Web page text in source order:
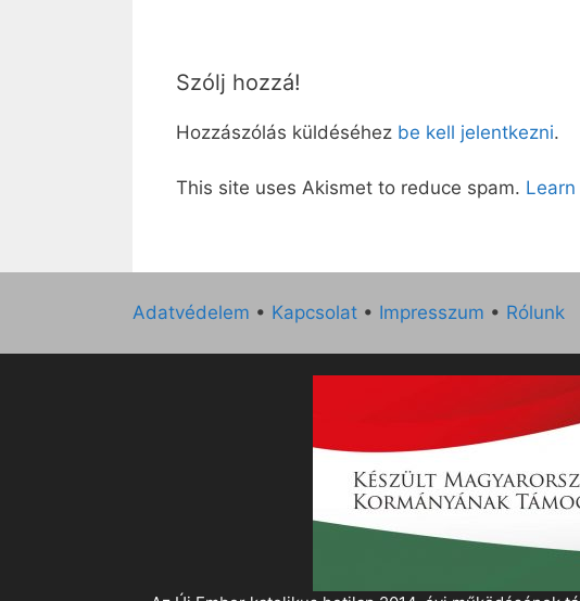
Szólj hozzá!
Hozzászólás küldéséhez be kell jelentkezni.
This site uses Akismet to reduce spam.
Adatvédelem • Kapcsolat • Impresszum • Rólunk